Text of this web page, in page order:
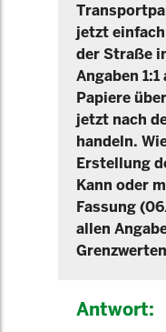
jetzt
der Straße
Angaben
Papiere
jetzt nach
handeln.
Erstellung
Kann oder
Fassung
allen
Antwort: